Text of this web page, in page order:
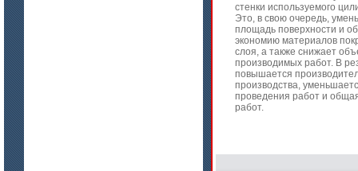
стенки используемого
Это, в свою очередь,
площадь поверхности и
экономию материалов
слоя, а также снижает
производимых работ. В
повышается
производства,
проведения работ и
работ.